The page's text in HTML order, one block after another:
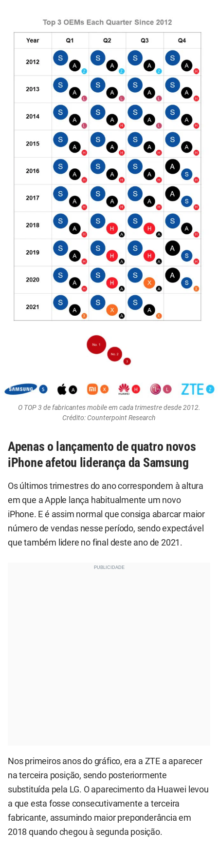
O TOP 3 de fabricantes mobile em cada trimestre desde 2012.
Crédito: Counterpoint Research
Apenas o lançamento de quatro novos
iPhone afetou liderança da Samsung
Os últimos trimestres do ano correspondem à altura
em que a Apple lança habitualmente um novo
iPhone. E é assim normal que consiga abarcar maior
número de vendas nesse período, sendo expectável
que também lidere no final deste ano de 2021.
Nos primeiros anos do gráfico, era a ZTE a aparecer
na terceira posição, sendo posteriormente
substituída pela LG. O aparecimento da Huawei levou
a que esta fosse consecutivamente a terceira
fabricante, assumindo maior preponderância em
2018 quando chegou à segunda posição.